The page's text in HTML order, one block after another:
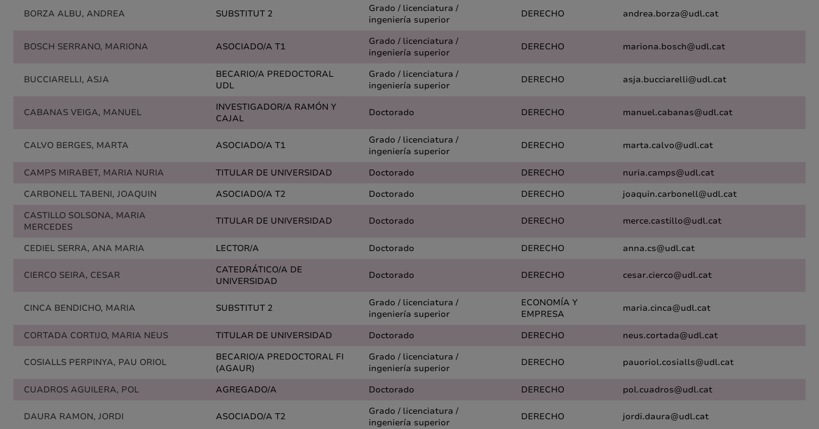
BORZA ALBU, ANDREA SUBSTITUT 2
Grado / licenciatura /
ingeniería superior
DERECHO andrea.borza@udl.cat
BOSCH SERRANO, MARIONA ASOCIADO/A T1
Grado / licenciatura /
ingeniería superior
DERECHO mariona.bosch@udl.cat
BUCCIARELLI, ASJA
BECARIO/A PREDOCTORAL
UDL
Grado / licenciatura /
ingeniería superior
DERECHO asja.bucciarelli@udl.cat
CABANAS VEIGA, MANUEL
INVESTIGADOR/A RAMÓN Y
CAJAL
Doctorado DERECHO manuel.cabanas@udl.cat
CALVO BERGES, MARTA ASOCIADO/A T1
Grado / licenciatura /
ingeniería superior
DERECHO marta.calvo@udl.cat
CAMPS MIRABET, MARIA NURIA TITULAR DE UNIVERSIDAD Doctorado DERECHO
nuria.camps@udl.cat
CARBONELL TABENI, JOAQUIN
ASOCIADO/A T2 Doctorado DERECHO
joaquin.carbonell@udl.cat
CASTILLO SOLSONA, MARIA
MERCEDES
TITULAR DE UNIVERSIDAD Doctorado DERECHO merce.castillo@udl.cat
CEDIEL SERRA, ANA MARIA LECTOR/A Doctorado DERECHO anna.cs@udl.cat
CIERCO SEIRA, CESAR
CATEDRÁTICO/A DE
UNIVERSIDAD
Doctorado DERECHO cesar.cierco@udl.cat
CINCA BENDICHO, MARIA SUBSTITUT 2
Grado / licenciatura /
ingeniería superior
ECONOMÍA Y
EMPRESA
maria.cinca@udl.cat
CORTADA CORTIJO, MARIA NEUS TITULAR DE UNIVERSIDAD Doctorado DERECHO neus.cortada@udl.cat
COSIALLS PERPINYA, PAU ORIOL
BECARIO/A PREDOCTORAL FI
(AGAUR)
Grado / licenciatura /
ingeniería superior
DERECHO pauoriol.cosialls@udl.cat
CUADROS AGUILERA, POL AGREGADO/A Doctorado DERECHO pol.cuadros@udl.cat
DAURA RAMON, JORDI ASOCIADO/A T2
Grado / licenciatura /
ingeniería superior
DERECHO jordi.daura@udl.cat